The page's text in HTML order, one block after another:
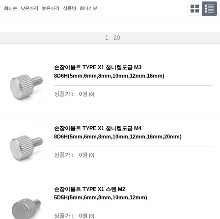
최신순 낮은가격 높은가격 상품명 최다리뷰
1 - 20
손잡이볼트 TYPE X1 철니켈도금 M3
8D6H(5mm,6mm,8mm,10mm,12mm,16mm)
상품가 : 0원 (0)
손잡이볼트 TYPE X1 철니켈도금 M4
8D6H(5mm,6mm,8mm,10mm,12mm,16mm,20mm)
상품가 : 0원 (0)
손잡이볼트 TYPE X1 스텐 M2
5D5H(5mm,6mm,8mm,10mm,12mm)
상품가 : 0원 (0)